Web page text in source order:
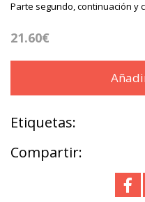
Parte segundo, continuación y
21.60€
Etiquetas:
Compartir: